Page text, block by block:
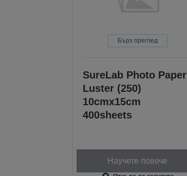
Бърз преглед
SureLab Photo Paper
Luster (250)
10cmx15cm
400sheets
Научете повече